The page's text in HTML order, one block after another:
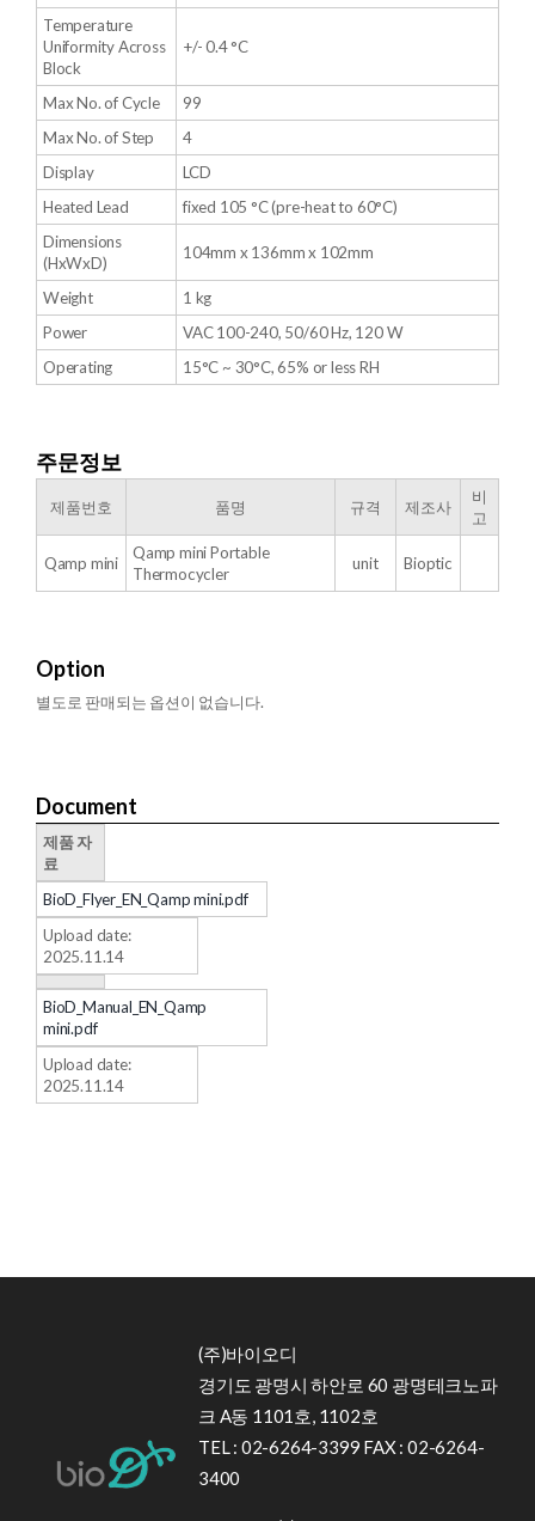
Temperature
Uniformity Across
Block
+/- 0.4 °C
Max No. of Cycle
99
Max No. of Step
4
Display
LCD
Heated Lead
fixed 105 °C (pre-heat to 60°C)
Dimensions
(HxWxD)
104mm x 136mm x 102mm
Weight
1 kg
Power
VAC 100-240, 50/60 Hz, 120 W
Operating
15°C ~ 30°C, 65% or less RH
주문정보
​제품번호 품명 규격 제조사
비
고
Qamp mini
Qamp mini Portable
Thermocycler
unit Bioptic
Option
별도로 판매되는 옵션이 없습니다.
Document
제품 자
료
BioD_Flyer_EN_Qamp mini.pdf
Upload date:
2025.11.14
BioD_Manual_EN_Qamp
mini.pdf
Upload date:
2025.11.14
(주)바이오디
경기도 광명시 하안로 60 광명테크노파
크 A동 1101호, 1102호
TEL : 02-6264-3399 FAX : 02-6264-
3400